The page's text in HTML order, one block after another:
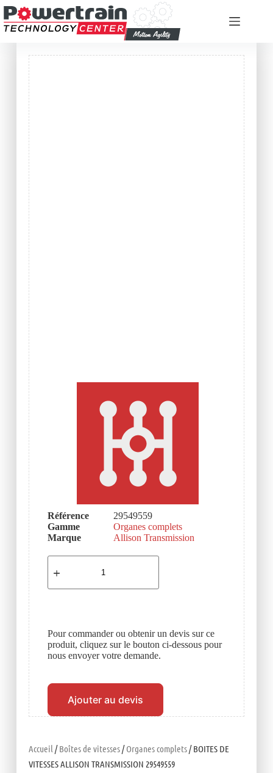
Accueil /Boîtes de vitesses/Organes complets/ BOITES DE
VITESSES ALLISON TRANSMISSION 29549559
Référence
29549559
Gamme
Organes complets
Marque
Allison Transmission
Pour commander ou obtenir un devis sur ce
produit, cliquez sur le bouton ci-dessous pour
nous envoyer votre demande.
Ajouter au devis